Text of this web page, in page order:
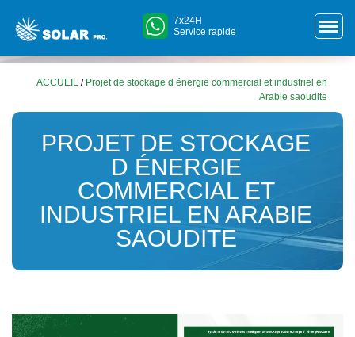
7x24H
Service rapide
ACCUEIL / Projet de stockage d énergie commercial et industriel en
Arabie saoudite
PROJET DE STOCKAGE
D ÉNERGIE
COMMERCIAL ET
INDUSTRIEL EN ARABIE
SAOUDITE